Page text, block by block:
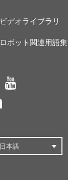
ビデオライブラリ
ロボット関連用語集
日本語